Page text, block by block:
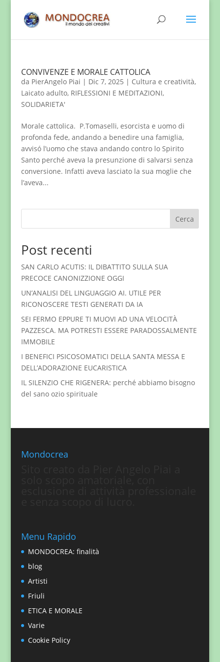
CONVIVENZE E MORALE CATTOLICA
da PierAngelo Piai | Dic 7, 2025 | Cultura e creatività,
Laicato adulto, RIFLESSIONI E MEDITAZIONI,
SOLIDARIETA'
Morale cattolica. P.Tomaselli, esorcista e uomo di
profonda fede, andando a benedire una famiglia,
avvisó l’uomo che stava andando contro lo Spirito
Santo perché aveva la presunzione di salvarsi senza
conversione. Infatti aveva lasciato la sua moglie che
l’aveva...
Cerca
Post recenti
SAN CARLO ACUTIS: IL DIBATTITO SULLA SUA
PRECOCE CANONIZZIONE OGGI
UN’ANALISI DEL LINGUAGGIO AI. UTILE PER
RICONOSCERE TESTI GENERATI DA IA
SEI FERMO EPPURE TI MUOVI AD UNA VELOCITÀ
PAZZESCA. MA POTRESTI ESSERE PARADOSSALMENTE
IMMOBILE
I BENEFICI PSICOSOMATICI DELLA SANTA MESSA E
DELL’ADORAZIONE EUCARISTICA
IL SILENZIO CHE RIGENERA: perché abbiamo bisogno
del sano ozio spirituale
Mondocrea
Menu Rapido
MONDOCREA: finalità
blog
Artisti
Friuli
ETICA E MORALE
Varie
Cookie Policy